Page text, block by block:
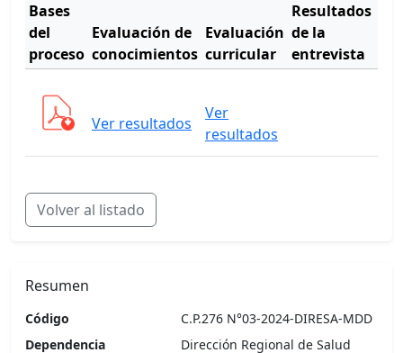
Bases
del
proceso
Evaluación de
conocimientos
Evaluación
curricular
Resultados
de la
entrevista
Ver resultados
Ver
resultados
Volver al listado
Resumen
Código
C.P.276 N°03-2024-DIRESA-MDD
Dependencia
Dirección Regional de Salud